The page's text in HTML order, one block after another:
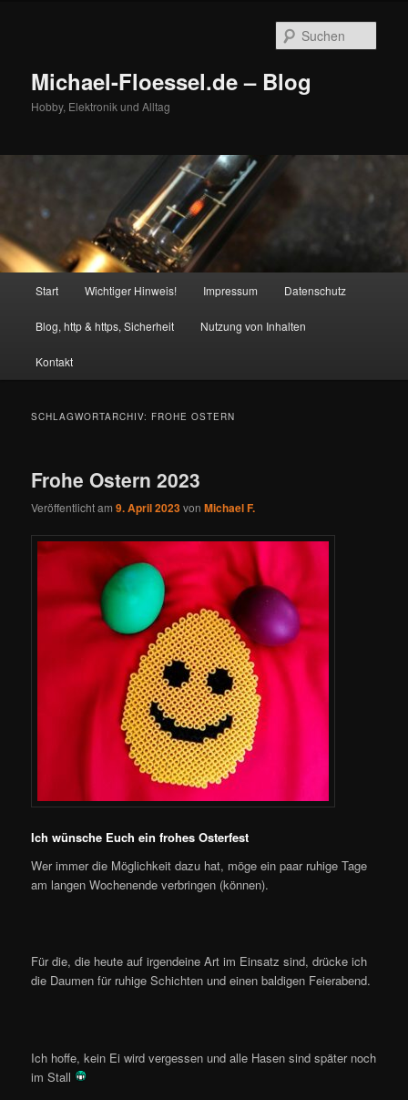
Michael-Floessel.de – Blog
Hobby, Elektronik und Alltag
Start Wichtiger Hinweis! Impressum Datenschutz
Blog, http & https, Sicherheit Nutzung von Inhalten
Kontakt
SCHLAGWORTARCHIV: FROHE OSTERN
Frohe Ostern 2023
Veröffentlicht am9. April 2023vonMichael F.
Ich wünsche Euch ein frohes Osterfest
Wer immer die Möglichkeit dazu hat, möge ein paar ruhige Tage
am langen Wochenende verbringen (können).
Für die, die heute auf irgendeine Art im Einsatz sind, drücke ich
die Daumen für ruhige Schichten und einen baldigen Feierabend.
Ich hoffe, kein Ei wird vergessen und alle Hasen sind später noch
im Stall